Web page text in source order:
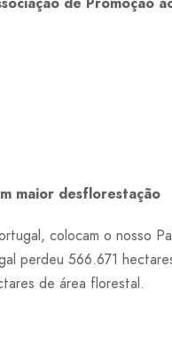
maior desflorestação
colocam o nosso
perdeu 566.671
de área florestal.